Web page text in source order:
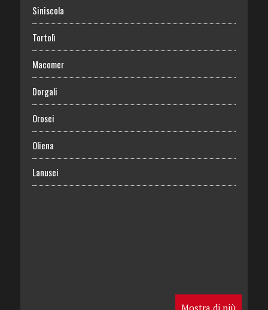
Siniscola
Tortolì
Macomer
Dorgali
Orosei
Oliena
Lanusei
Mostra di più